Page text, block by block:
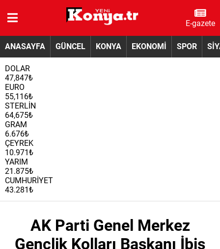
E-gazete
ANASAYFA GÜNCEL KONYA EKONOMİ SPOR
DOLAR
47,847₺
EURO
55,116₺
STERLİN
64,675₺
GRAM
6.676₺
ÇEYREK
10.971₺
YARIM
21.875₺
CUMHURİYET
43.281₺
AK Parti Genel Merkez
Gençlik Kolları Başkanı İbiş